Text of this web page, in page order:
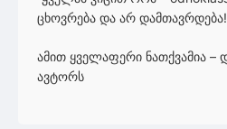
ცხოვრება და არ
ამით ყველაფერი ნათქვამია
ავტორს